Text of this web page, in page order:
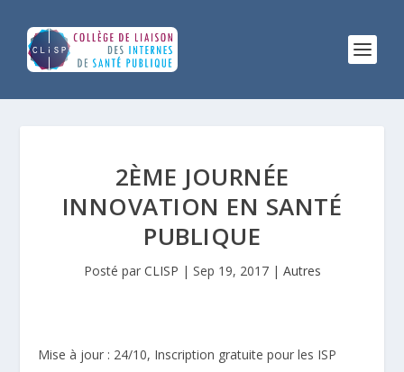
2ÈME JOURNÉE
INNOVATION EN SANTÉ
PUBLIQUE
Posté par CLISP | Sep 19, 2017| Autres
Mise à jour : 24/10, Inscription gratuite pour les ISP